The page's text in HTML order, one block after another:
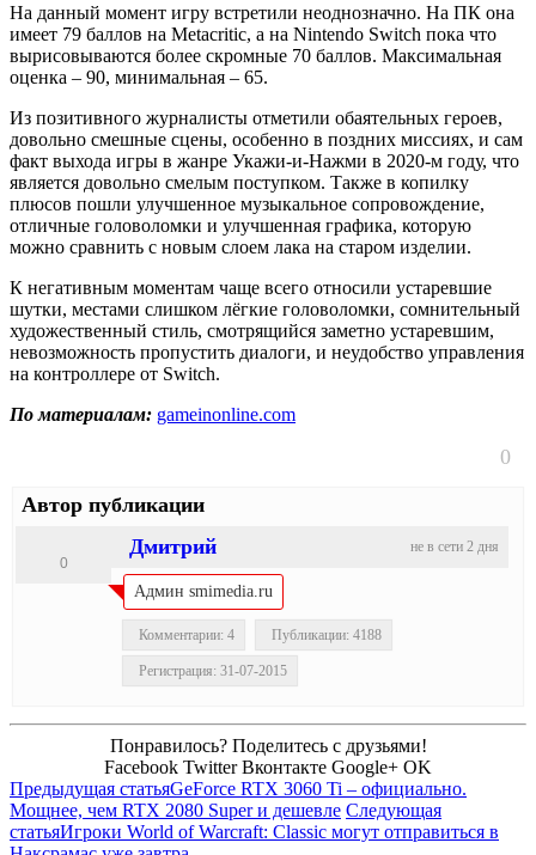
На данный момент игру встретили неоднозначно. На ПК она
имеет 79 баллов на Metacritic, а на Nintendo Switch пока что
вырисовываются более скромные 70 баллов. Максимальная
оценка – 90, минимальная – 65.
Из позитивного журналисты отметили обаятельных героев,
довольно смешные сцены, особенно в поздних миссиях, и сам
факт выхода игры в жанре Укажи-и-Нажми в 2020-м году, что
является довольно смелым поступком. Также в копилку
плюсов пошли улучшенное музыкальное сопровождение,
отличные головоломки и улучшенная графика, которую
можно сравнить с новым слоем лака на старом изделии.
К негативным моментам чаще всего относили устаревшие
шутки, местами слишком лёгкие головоломки, сомнительный
художественный стиль, смотрящийся заметно устаревшим,
невозможность пропустить диалоги, и неудобство управления
на контроллере от Switch.
По материалам: gameinonline.com
0
Автор публикации
не в сети 2 дня
Дмитрий
0
Админ smimedia.ru
Комментарии: 4 Публикации: 4188
Регистрация: 31-07-2015
Понравилось? Поделитесь с друзьями!
Facebook Twitter Вконтакте Google+ OK
Предыдущая статьяGeForce RTX 3060 Ti – официально.
Мощнее, чем RTX 2080 Super и дешевле Следующая
статьяИгроки World of Warcraft: Classic могут отправиться в